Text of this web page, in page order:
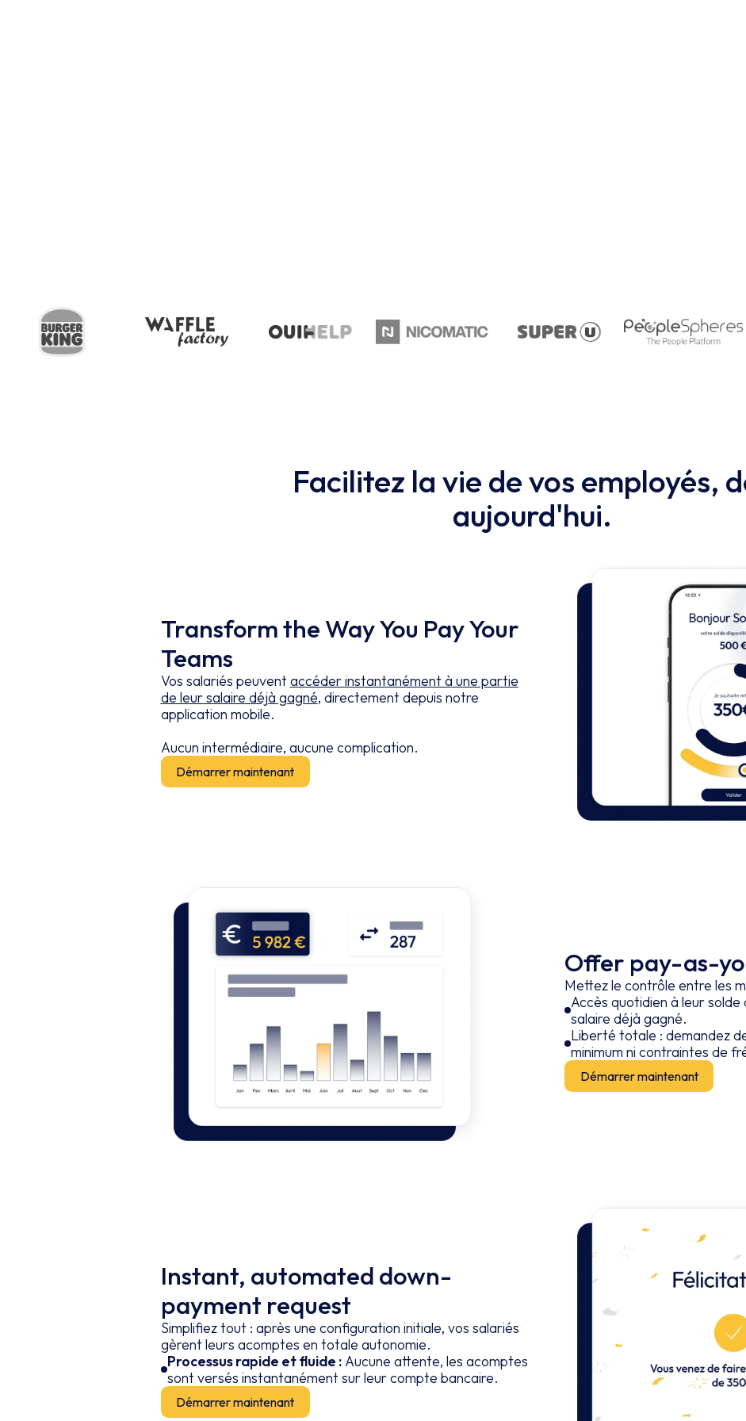
Facilitez la vie de vos employés,
aujourd'hui.
Transform the Way You Pay Your
Teams
Vos salariés peuventaccéder instantanément à une partie
de leur salaire déjà gagné, directement depuis notre
application mobile.
Aucun intermédiaire, aucune complication.
Démarrer maintenant
Offer pay-as-
Mettez le contrôle entre les
Accès quotidien à leur solde
salaire déjà gagné.
Liberté totale : demandez
minimum ni contraintes de
Démarrer maintenant
Instant, automated down-
payment request
Simplifiez tout : après une configuration initiale, vos salariés
gèrent leurs acomptes en totale autonomie.
Processus rapide et fluide :Aucune attente, les acomptes
sont versés instantanément sur leur compte bancaire.
Démarrer maintenant